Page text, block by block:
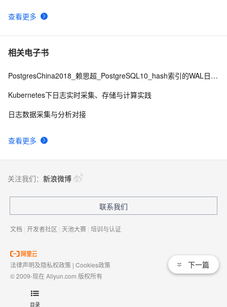
目录
查看更多
相关电子书
查看更多
PostgresChina2018_赖思超_PostgreSQL10_hash索引的WAL日志修改版final
Kubernetes下日志实时采集、存储与计算实践
日志数据采集与分析对接
下一篇
关注我们： 新浪微博
联系我们
文档 | 开发者社区 | 天池大赛 | 培训与认证
法律声明及隐私权政策 | Cookies政策
© 2009-现在 Aliyun.com 版权所有
域名注册服务机构许可：